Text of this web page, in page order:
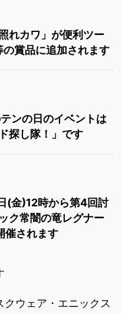
れカワ」が便利ツー
の賞品に追加されます
ンの日のイベントは
探し隊！」です
(金)12時から第4回討
ク常闇の竜レグナー
催されます
ウェア・エニックス